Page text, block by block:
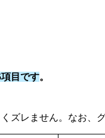
目です。
ズレません。なお、